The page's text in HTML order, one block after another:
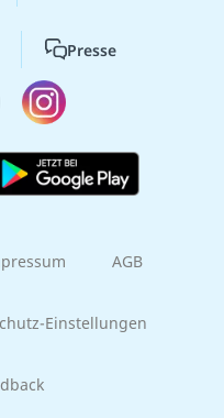
Presse
AGB
Einstellungen